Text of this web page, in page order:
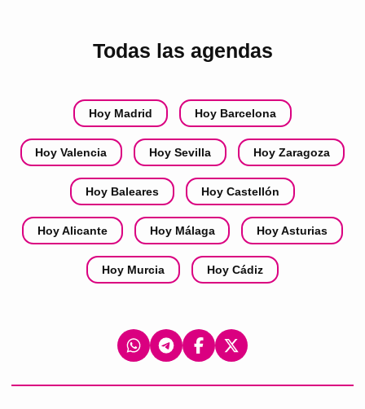
Todas las agendas
Hoy Madrid Hoy Barcelona
Hoy Valencia Hoy Sevilla Hoy Zaragoza
Hoy Baleares Hoy Castellón
Hoy Alicante Hoy Málaga Hoy Asturias
Hoy Murcia Hoy Cádiz